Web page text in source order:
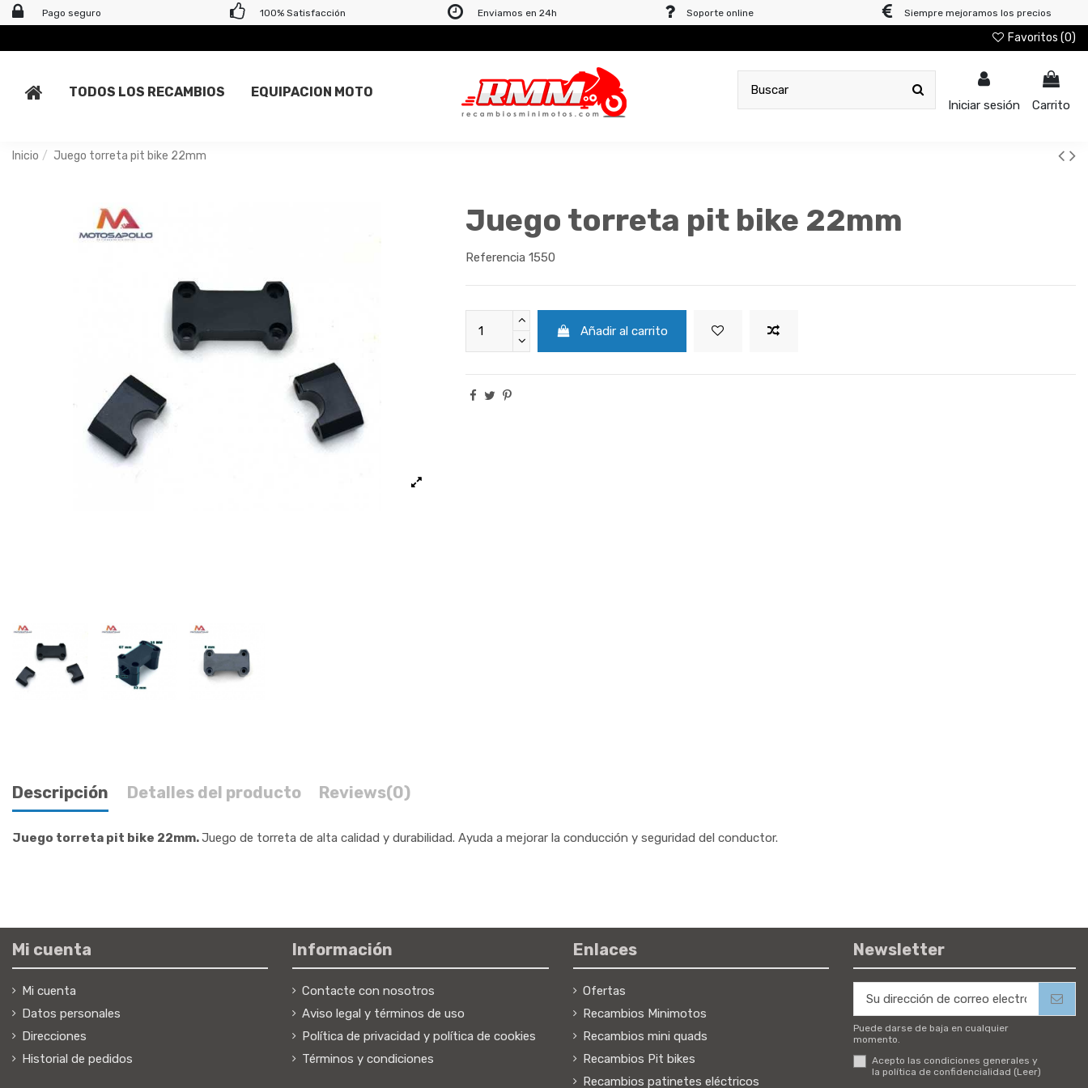
Pago seguro 100% Satisfacción Enviamos en 24h Soporte online Siempre mejoramos los precios
Favoritos (0)
TODOS LOS RECAMBIOS EQUIPACION MOTO
Iniciar sesión Carrito
Inicio Juego torreta pit bike 22mm
Juego torreta pit bike 22mm
Referencia 1550
Añadir al carrito
Descripción Detalles del producto Reviews(0)
Juego torreta pit bike 22mm.Juego de torreta de alta calidad y durabilidad. Ayuda a mejorar la conducción y seguridad del conductor.
Mi cuenta
Mi cuenta
Datos personales
Direcciones
Historial de pedidos
Información
Contacte con nosotros
Aviso legal y términos de uso
Política de privacidad y política de cookies
Términos y condiciones
Enlaces
Ofertas
Recambios Minimotos
Recambios mini quads
Recambios Pit bikes
Recambios patinetes eléctricos
Newsletter
Puede darse de baja en cualquier
momento.
Acepto las condiciones generales y
la política de confidencialidad (Leer)